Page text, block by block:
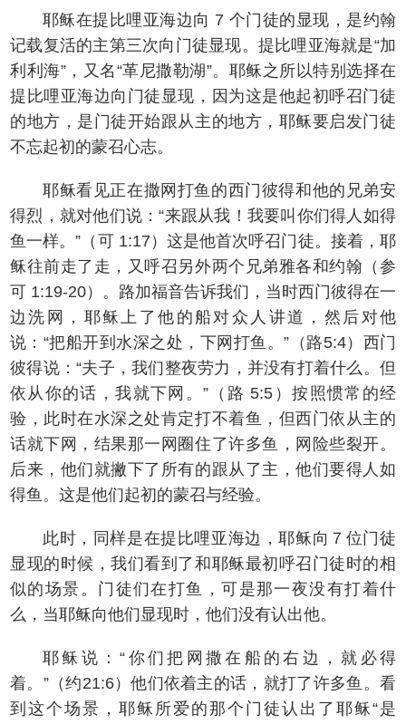
耶稣在提比哩亚海边向 7 个门徒的显现，是约翰
记载复活的主第三次向门徒显现。提比哩亚海就是“加
利利海”，又名“革尼撒勒湖”。耶稣之所以特别选择在
提比哩亚海边向门徒显现，因为这是他起初呼召门徒
的地方，是门徒开始跟从主的地方，耶稣要启发门徒
不忘起初的蒙召心志。
耶稣看见正在撒网打鱼的西门彼得和他的兄弟安
得烈，就对他们说：“来跟从我！我要叫你们得人如得
鱼一样。”（可 1:17）这是他首次呼召门徒。接着，耶
稣往前走了走，又呼召另外两个兄弟雅各和约翰（参
可 1:19-20）。路加福音告诉我们，当时西门彼得在一
边洗网，耶稣上了他的船对众人讲道，然后对他
说：“把船开到水深之处，下网打鱼。”（路5:4）西门
彼得说：“夫子，我们整夜劳力，并没有打着什么。但
依从你的话，我就下网。”（路 5:5）按照惯常的经
验，此时在水深之处肯定打不着鱼，但西门依从主的
话就下网，结果那一网圈住了许多鱼，网险些裂开。
后来，他们就撇下了所有的跟从了主，他们要得人如
得鱼。这是他们起初的蒙召与经验。
此时，同样是在提比哩亚海边，耶稣向７位门徒
显现的时候，我们看到了和耶稣最初呼召门徒时的相
似的场景。门徒们在打鱼，可是那一夜没有打着什
么，当耶稣向他们显现时，他们没有认出他。
耶稣说：“你们把网撒在船的右边，就必得
着。”（约21:6）他们依着主的话，就打了许多鱼。看
到这个场景，耶稣所爱的那个门徒认出了耶稣“是